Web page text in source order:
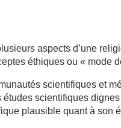
aspects d’une
éthiques ou « mode
scientifiques et
scientifiques
plausible quant à son